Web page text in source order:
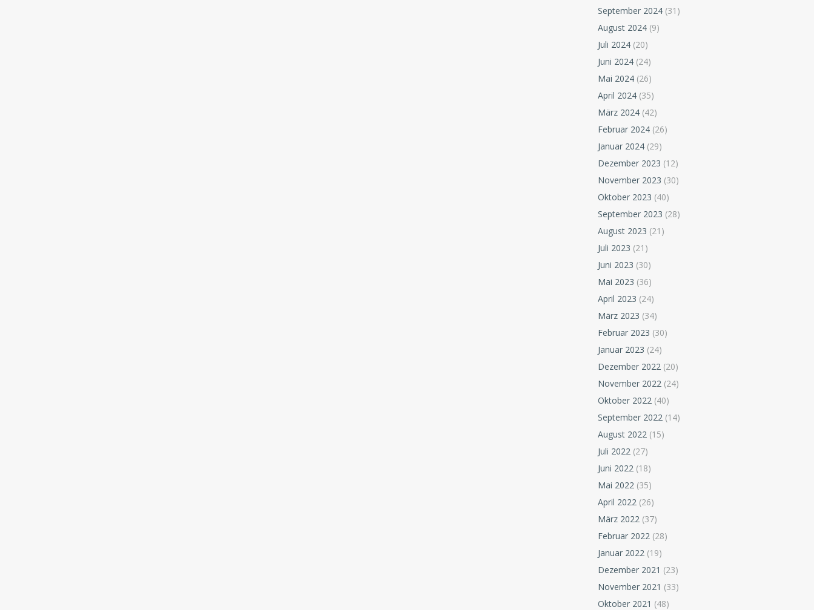
September 2024 (31)
August 2024 (9)
Juli 2024 (20)
Juni 2024 (24)
Mai 2024 (26)
April 2024 (35)
März 2024 (42)
Februar 2024 (26)
Januar 2024 (29)
Dezember 2023 (12)
November 2023 (30)
Oktober 2023 (40)
September 2023 (28)
August 2023 (21)
Juli 2023 (21)
Juni 2023 (30)
Mai 2023 (36)
April 2023 (24)
März 2023 (34)
Februar 2023 (30)
Januar 2023 (24)
Dezember 2022 (20)
November 2022 (24)
Oktober 2022 (40)
September 2022 (14)
August 2022 (15)
Juli 2022 (27)
Juni 2022 (18)
Mai 2022 (35)
April 2022 (26)
März 2022 (37)
Februar 2022 (28)
Januar 2022 (19)
Dezember 2021 (23)
November 2021 (33)
Oktober 2021 (48)